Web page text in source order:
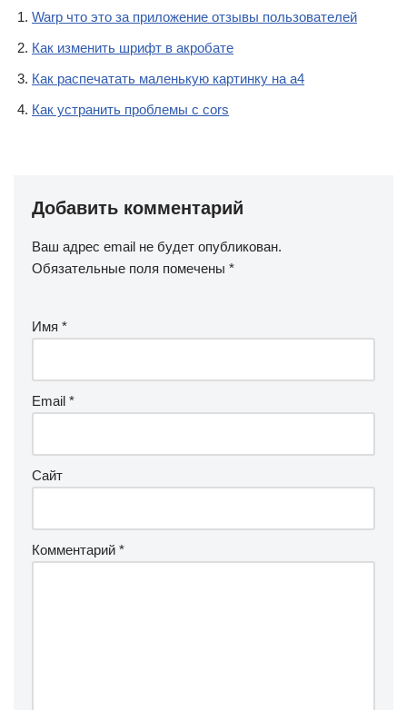
Warp что это за приложение отзывы пользователей
Как изменить шрифт в акробате
Как распечатать маленькую картинку на а4
Как устранить проблемы с cors
Добавить комментарий
Ваш адрес email не будет опубликован.
Обязательные поля помечены *
Имя *
Email *
Сайт
Комментарий *